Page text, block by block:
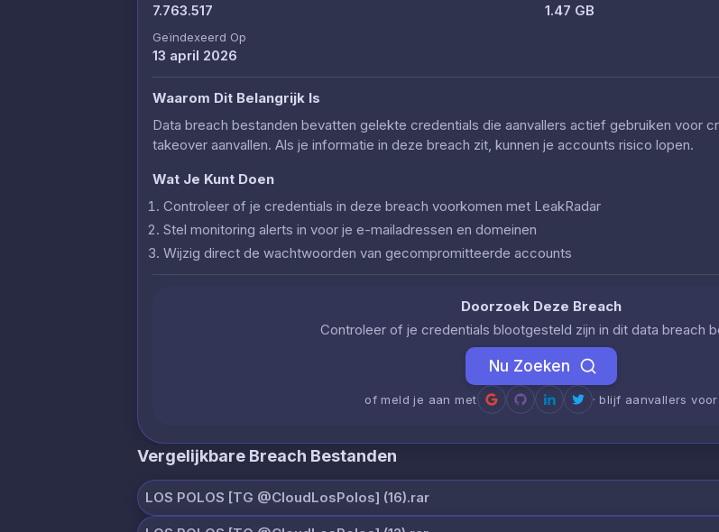
7.763.517 1.47 GB
Geïndexeerd Op
13 april 2026
Waarom Dit Belangrijk Is
Data breach bestanden bevatten gelekte credentials die aanvallers actief gebruiken voor
takeover aanvallen. Als je informatie in deze breach zit, kunnen je accounts risico lopen.
Wat Je Kunt Doen
Controleer of je credentials in deze breach voorkomen met LeakRadar
Stel monitoring alerts in voor je e-mailadressen en domeinen
Wijzig direct de wachtwoorden van gecompromitteerde accounts
Doorzoek Deze Breach
Controleer of je credentials blootgesteld zijn in dit data breach
Nu Zoeken
of meld je aan met · blijf aanvallers voor
Vergelijkbare Breach Bestanden
LOS POLOS [TG @CloudLosPolos] (16).rar